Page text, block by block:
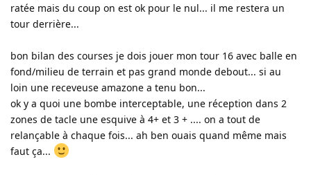
ratée mais du coup on est ok pour le nul... il me restera un
tour derrière...
bon bilan des courses je dois jouer mon tour 16 avec balle en
fond/milieu de terrain et pas grand monde debout... si au
loin une receveuse amazone a tenu bon...
ok y a quoi une bombe interceptable, une réception dans 2
zones de tacle une esquive à 4+ et 3 + .... on a tout de
relançable à chaque fois... ah ben ouais quand même mais
faut ça...